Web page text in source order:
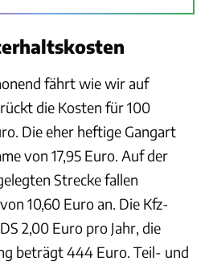
fährt wie wir auf
die Kosten für 100
Die eher heftige Gangart
von 17,95 Euro. Auf der
Strecke fallen
10,60 Euro an. Die Kfz-
2,00 Euro pro Jahr, die
beträgt 444 Euro. Teil- und